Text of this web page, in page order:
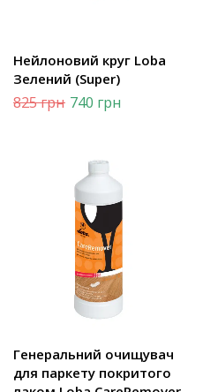
Нейлоновий круг Loba
Зелений (Super)
825грн 740 грн
Генеральний очищувач
для паркету покритого